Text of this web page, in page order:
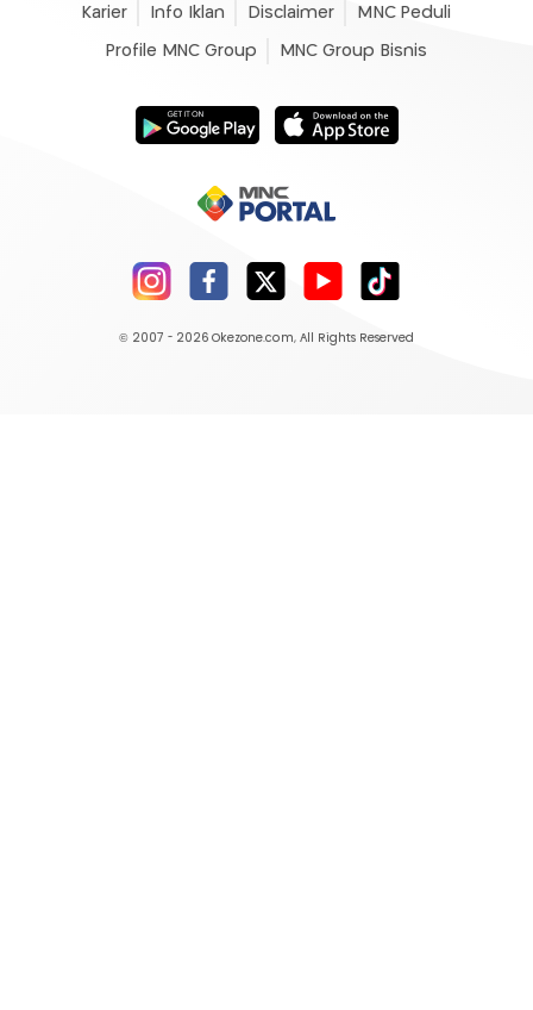
Karier Info Iklan Disclaimer MNC Peduli
Profile MNC Group MNC Group Bisnis
© 2007 - 2026 Okezone.com, All Rights Reserved